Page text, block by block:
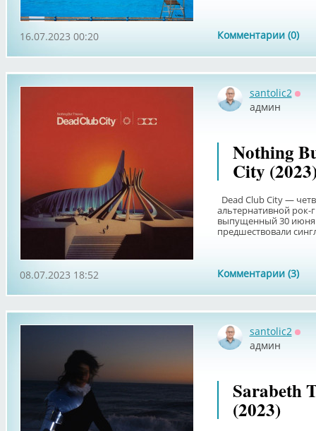
Комментарии (0)
16.07.2023 00:20
santolic2
админ
Nothing
City
Dead Club City —
альтернативной
выпущенный 30 июня
предшествовали
Комментарии (3)
08.07.2023 18:52
santolic2
админ
Sarabeth
(2023)